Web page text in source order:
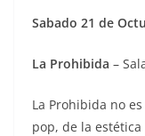
Sabado 21 de
La Prohibida –
La Prohibida no
pop, de la